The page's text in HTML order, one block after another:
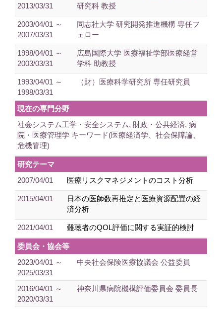
2013/03/31
研究科 教授
2003/04/01 ～
2007/03/31
同志社大学 研究開発推進機構 専任フ
ェロー
1998/04/01 ～
2003/03/31
広島国際大学 医療福祉学部医療経営
学科 助教授
1993/04/01 ～
1998/03/31
（財）医療科学研究所 専任研究員
現在の専門分野
社会システム工学・安全システム, 財政・公共経済, 病
院・医療管理学 キーワード(医療経済学、社会保障論、
危機管理)
研究テーマ
2007/04/01
医療リスクマネジメントのコスト分析
2015/04/01
日本の医師数再推定と医療資源配置の経
済分析
2021/04/01 難聴者のQOL評価に関する実証的検討
委員会・協会等
2023/04/01 ～
2025/03/31
中央社会保険医療協議会 公益委員
2016/04/01 ～
2020/03/31
神奈川県病院機構評価委員会 委員長